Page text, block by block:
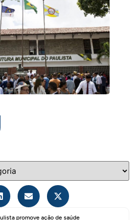
promove ação de saúde